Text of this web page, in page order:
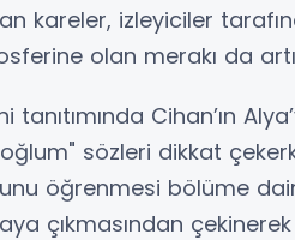
kareler, izleyiciler
olan merakı da
tanıtımında Cihan’ın
sözleri dikkat
öğrenmesi bölüme
çıkmasından